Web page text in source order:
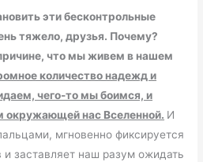
эти бесконтрольные
тяжело, друзья. Почему?
что мы живем в нашем
количество надежд и
чего-то мы боимся, и
окружающей нас Вселенной. И
мгновенно фиксируется
заставляет наш разум ожидать